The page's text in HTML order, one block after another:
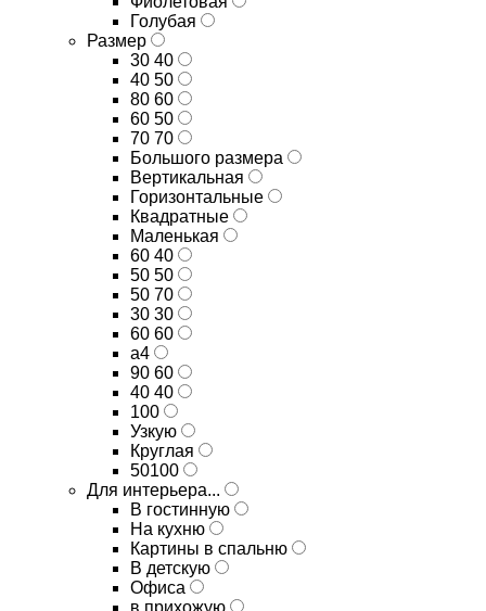
Голубая
Размер
30 40
40 50
80 60
60 50
70 70
Большого размера
Вертикальная
Горизонтальные
Квадратные
Маленькая
60 40
50 50
50 70
30 30
60 60
а4
90 60
40 40
100
Узкую
Круглая
50100
Для интерьера...
В гостинную
На кухню
Картины в спальню
В детскую
Офиса
в прихожую